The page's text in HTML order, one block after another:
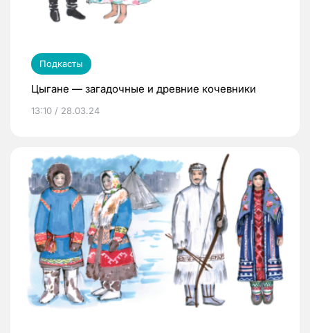
Подкасты
Цыгане — загадочные и древние кочевники
13:10 / 28.03.24